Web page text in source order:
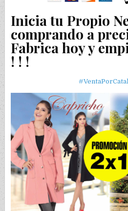
Inicia tu Propio
comprando a
Fabrica hoy y
! ! !